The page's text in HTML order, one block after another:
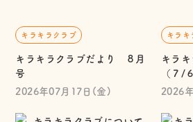
キラキラクラブ
キラキラクラブだより ８月
号
2026年07月17日(金)
キラキ
キラ
（７/
2026